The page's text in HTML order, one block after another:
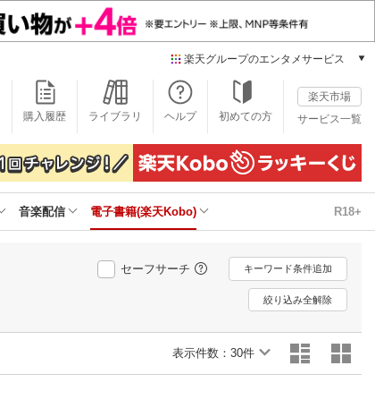
楽天グループのエンタメサービス
本/ゲーム/CD/DVD
楽天ブックス
電子書籍
楽天Kobo
雑誌読み放題
楽天ミュージック
動画配信
楽天TV
動画配信ガイド
Rチャンネル
購入履歴 ライブラリ ヘルプ 初めての方
楽天市場
サービス一覧
音楽配信 電子書籍(楽天Kobo) R18+
セーフサーチ キーワード条件追加
絞り込み全解除
表示件数： 30件